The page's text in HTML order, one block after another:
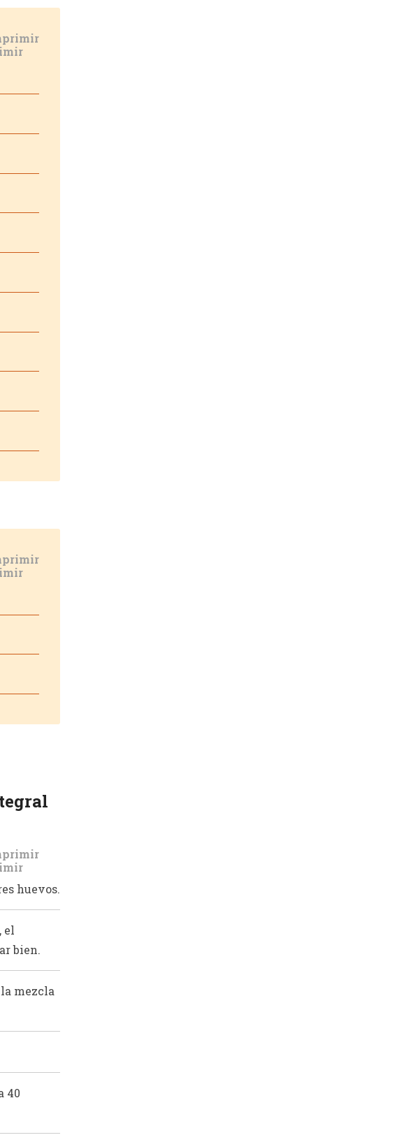
huevos.
el
bien.
mezcla
40